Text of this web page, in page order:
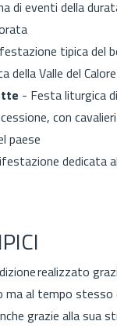
di eventi della
tipica del
Valle del Calore
- Festa liturgica
con
paese
dedicata
realizzato
al tempo stesso
grazie alla sua